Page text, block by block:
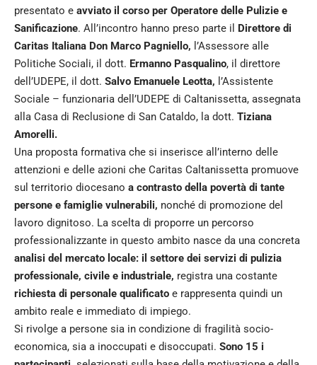
presentato e avviato il corso per Operatore delle Pulizie e
Sanificazione. All’incontro hanno preso parte il Direttore di
Caritas Italiana Don Marco Pagniello, l’Assessore alle
Politiche Sociali, il dott. Ermanno Pasqualino, il direttore
dell’UDEPE, il dott. Salvo Emanuele Leotta, l’Assistente
Sociale – funzionaria dell’UDEPE di Caltanissetta, assegnata
alla Casa di Reclusione di San Cataldo, la dott. Tiziana
Amorelli.
Una proposta formativa che si inserisce all’interno delle
attenzioni e delle azioni che Caritas Caltanissetta promuove
sul territorio diocesano a contrasto della povertà di tante
persone e famiglie vulnerabili, nonché di promozione del
lavoro dignitoso. La scelta di proporre un percorso
professionalizzante in questo ambito nasce da una concreta
analisi del mercato locale: il settore dei servizi di pulizia
professionale, civile e industriale, registra una costante
richiesta di personale qualificato e rappresenta quindi un
ambito reale e immediato di impiego.
Si rivolge a persone sia in condizione di fragilità socio-
economica, sia a inoccupati e disoccupati. Sono 15 i